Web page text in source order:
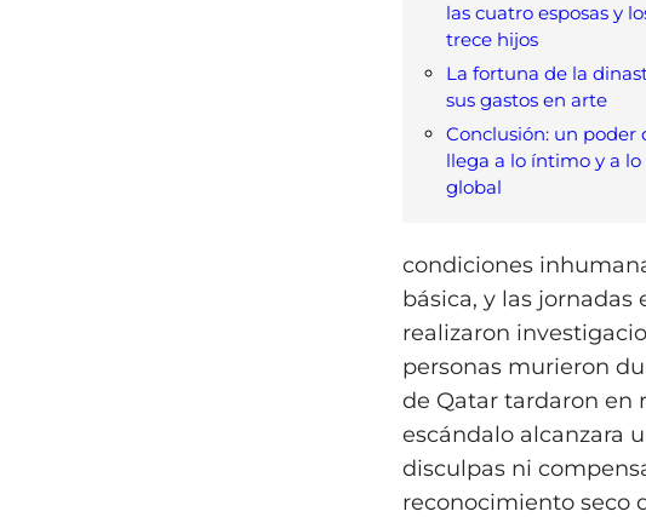
las cuatro esposas y
trece hijos
La fortuna de la
sus gastos en arte
Conclusión: un poder
llega a lo íntimo y a lo
global
condiciones
básica, y las jornadas
realizaron
personas murieron
de Qatar tardaron en
escándalo alcanzara
disculpas ni
reconocimiento seco